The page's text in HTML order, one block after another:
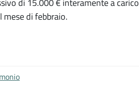
di 15.000 € interamente a carico
di febbraio.